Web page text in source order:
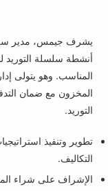
يشرف جيمس، مدير
أنشطة سلسلة التوريد
المناسب. وهو يتولى
المخزون مع ضمان
التوريد.
تطوير وتنفيذ
التكاليف.
الإشراف على شراء